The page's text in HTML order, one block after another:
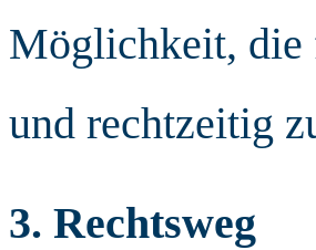
Möglichkeit, die
und rechtzeitig
3. Rechtsweg